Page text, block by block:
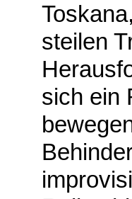
steilen
sich ein